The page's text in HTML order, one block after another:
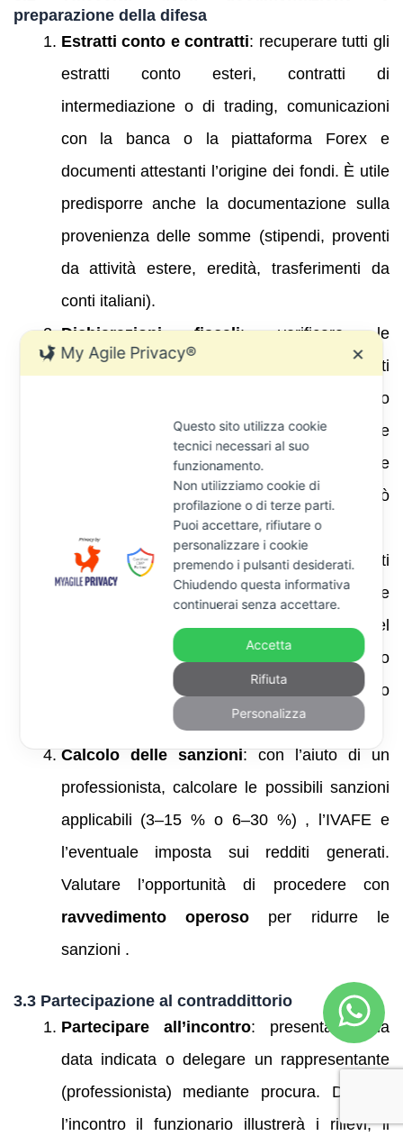
preparazione della difesa
Estratti conto e contratti: recuperare tutti gli
estratti conto esteri, contratti di
intermediazione o di trading, comunicazioni
con la banca o la piattaforma Forex e
documenti attestanti l’origine dei fondi. È utile
predisporre anche la documentazione sulla
provenienza delle somme (stipendi, proventi
da attività estere, eredità, trasferimenti da
conti italiani).
Dichiarazioni fiscali: verificare le
dichiarazioni dei redditi degli anni contestati
per accertare se il quadro RW sia stato
compilato correttamente o meno. Se
l’investimento è stato omesso per errore
materiale o incertezza interpretativa, ciò può
attenuare la sanzione.
Prove della tassazione estera: se i redditi
sono già stati tassati all’estero, raccogliere le
certificazioni fiscali e le dichiarazioni del
Paese estero. Grazie alle convenzioni contro
le doppie imposizioni, i redditi esteri possono
essere detassati in Italia.
Calcolo delle sanzioni: con l’aiuto di un
professionista, calcolare le possibili sanzioni
applicabili (3–15 % o 6–30 %) , l’IVAFE e
l’eventuale imposta sui redditi generati.
Valutare l’opportunità di procedere con
ravvedimento operosoper ridurre le
sanzioni .
3.3 Partecipazione al contraddittorio
Partecipare all’incontro: presentarsi alla
data indicata o delegare un rappresentante
(professionista) mediante procura. Durante
l’incontro il funzionario illustrerà i rilievi; il
My Agile Privacy® ✕
Questo sito utilizza cookie
tecnici necessari al suo
funzionamento.
Non utilizziamo cookie di
profilazione o di terze parti.
Puoi accettare, rifiutare o
personalizzare i cookie
premendo i pulsanti desiderati.
Chiudendo questa informativa
continuerai senza accettare.
Accetta
Rifiuta
Personalizza